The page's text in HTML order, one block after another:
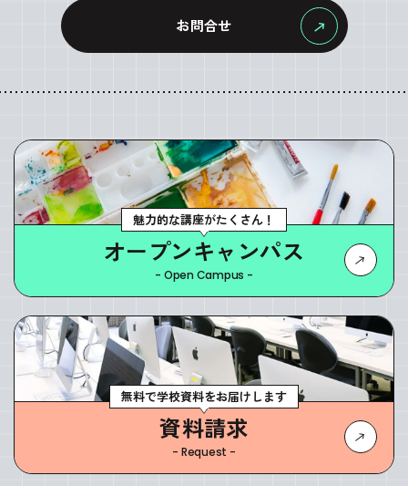
お問合せ
魅力的な講座がたくさん！
オープンキャンパス
- Open Campus -
無料で学校資料をお届けします
資料請求
- Request -